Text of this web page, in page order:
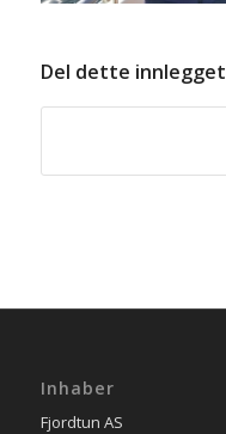
Del dette innlegget
Inhaber
Fjordtun AS